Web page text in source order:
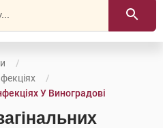
У Виноградові